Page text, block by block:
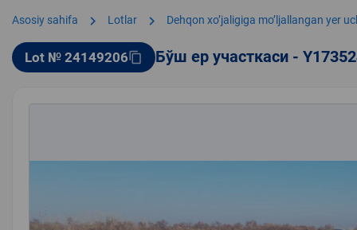
Asosiy sahifa chevron_right Lotlar chevron_right Dehqon xoʼjaligiga moʼljallangan yer
Lot № 24149206content_copy Бўш ер участкаси -